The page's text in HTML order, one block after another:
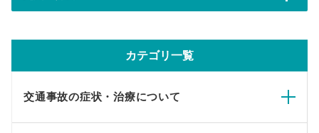
カテゴリ一覧
交通事故の症状・治療について